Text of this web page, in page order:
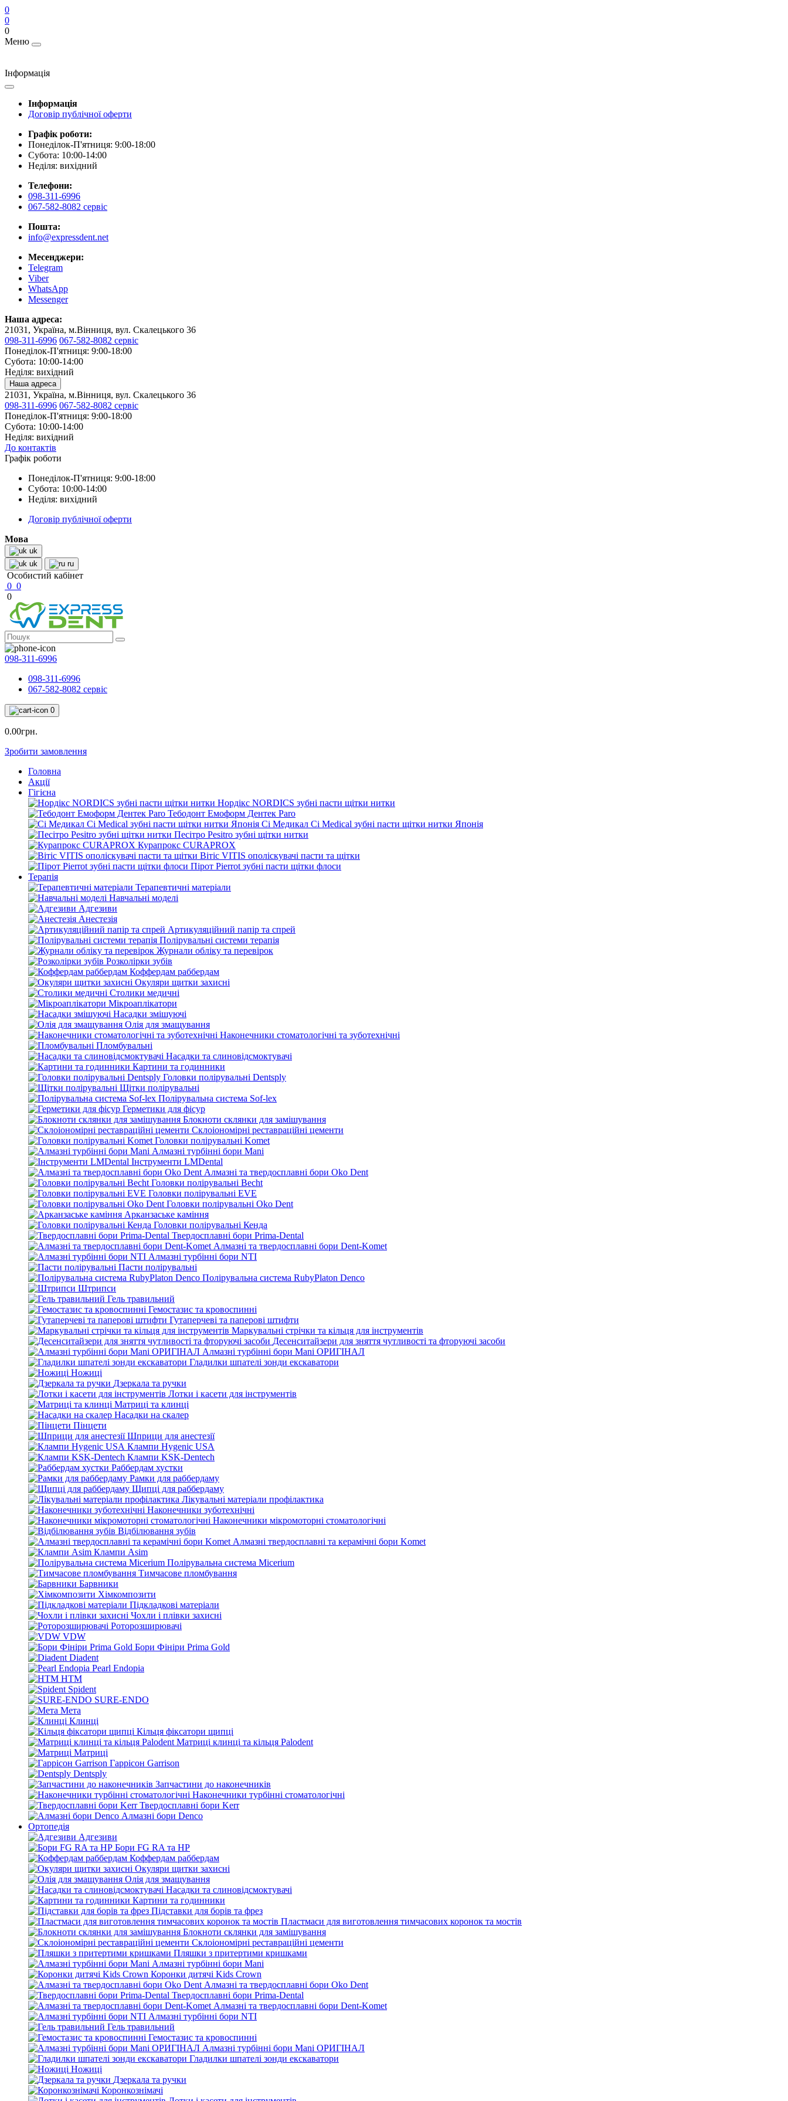
0
0
0
Меню
Інформація
Інформація
Договір публічної оферти
Графік роботи:
Понеділок-П'ятниця: 9:00-18:00
Субота: 10:00-14:00
Неділя: вихідний
Телефони:
098-311-6996
067-582-8082 сервіс
Пошта:
info@expressdent.net
Месенджери:
Telegram
Viber
WhatsApp
Messenger
Наша адреса:
21031, Україна, м.Вінниця, вул. Скалецького 36
098-311-6996 067-582-8082 сервіс
Понеділок-П'ятниця: 9:00-18:00
Субота: 10:00-14:00
Неділя: вихідний
Наша адреса
21031, Україна, м.Вінниця, вул. Скалецького 36
098-311-6996 067-582-8082 сервіс
Понеділок-П'ятниця: 9:00-18:00
Субота: 10:00-14:00
Неділя: вихідний
До контактів
Графік роботи
Понеділок-П'ятниця: 9:00-18:00
Субота: 10:00-14:00
Неділя: вихідний
Договір публічної оферти
Мова
uk
uk
ru
Особистий кабінет
0 0
0
098-311-6996
098-311-6996
067-582-8082 сервіс
0
0.00грн.
Зробити замовлення
Головна
Акції
Гігієна
Нордікс NORDICS зубні пасти щітки нитки
Тебодонт Емоформ Дентек Paro
Сі Медикал Ci Medical зубні пасти щітки нитки Японія
Песітро Pesitro зубні щітки нитки
Курапрокс CURAPROX
Вітіс VITIS ополіскувачі пасти та щітки
Пірот Pierrot зубні пасти щітки флоси
Терапія
Терапевтичні матеріали
Навчальні моделі
Адгезиви
Анестезія
Артикуляційний папір та спрей
Полірувальні системи терапія
Журнали обліку та перевірок
Розколірки зубів
Коффердам раббердам
Окуляри щитки захисні
Столики медичні
Мікроаплікатори
Насадки змішуючі
Олія для змащування
Наконечники стоматологічні та зуботехнічні
Пломбувальні
Насадки та слиновідсмоктувачі
Картини та годинники
Головки полірувальні Dentsply
Щітки полірувальні
Полірувальна система Sof-lex
Герметики для фісур
Блокноти склянки для замішування
Склоіономірні реставраційні цементи
Головки полірувальні Komet
Алмазні турбінні бори Mani
Інструменти LMDental
Алмазні та твердосплавні бори Oko Dent
Головки полірувальні Becht
Головки полірувальні EVE
Головки полірувальні Oko Dent
Арканзаське каміння
Головки полірувальні Кенда
Твердосплавні бори Prima-Dental
Алмазні та твердосплавні бори Dent-Komet
Алмазні турбінні бори NTI
Пасти полірувальні
Полірувальна система RubyPlaton Denco
Штрипси
Гель травильний
Гемостазис та кровоспинні
Гутаперчеві та паперові штифти
Маркувальні стрічки та кільця для інструментів
Десенситайзери для зняття чутливості та фторуючі засоби
Алмазні турбінні бори Mani ОРИГІНАЛ
Гладилки шпателі зонди екскаватори
Ножиці
Дзеркала та ручки
Лотки і касети для інструментів
Матриці та клинці
Насадки на скалер
Пінцети
Шприци для анестезії
Клампи Hygenic USA
Клампи KSK-Dentech
Раббердам хустки
Рамки для раббердаму
Щипці для раббердаму
Лікувальні матеріали профілактика
Наконечники зуботехнічні
Наконечники мікромоторні стоматологічні
Відбілювання зубів
Алмазні твердосплавні та керамічні бори Komet
Клампи Asim
Полірувальна система Micerium
Тимчасове пломбування
Барвники
Хімкомпозити
Підкладкові матеріали
Чохли і плівки захисні
Роторозширювачі
VDW
Бори Фініри Prima Gold
Diadent
Pearl Endopia
HTM
Spident
SURE-ENDO
Мета
Клинці
Кільця фіксатори щипці
Матриці клинці та кільця Palodent
Матриці
Гаррісон Garrison
Dentsply
Запчастини до наконечників
Наконечники турбінні стоматологічні
Твердосплавні бори Kerr
Алмазні бори Denco
Ортопедія
Адгезиви
Бори FG RA та HP
Коффердам раббердам
Окуляри щитки захисні
Олія для змащування
Насадки та слиновідсмоктувачі
Картини та годинники
Підставки для борів та фрез
Пластмаси для виготовлення тимчасових коронок та мостів
Блокноти склянки для замішування
Склоіономірні реставраційні цементи
Пляшки з притертими кришками
Алмазні турбінні бори Mani
Коронки дитячі Kids Crown
Алмазні та твердосплавні бори Oko Dent
Твердосплавні бори Prima-Dental
Алмазні та твердосплавні бори Dent-Komet
Алмазні турбінні бори NTI
Гель травильний
Гемостазис та кровоспинні
Алмазні турбінні бори Mani ОРИГІНАЛ
Гладилки шпателі зонди екскаватори
Ножиці
Дзеркала та ручки
Коронкознімачі